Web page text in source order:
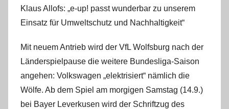
Klaus Allofs: „e-up! passt wunderbar zu unserem
Einsatz für Umweltschutz und Nachhaltigkeit“
Mit neuem Antrieb wird der VfL Wolfsburg nach der
Länderspielpause die weitere Bundesliga-Saison
angehen: Volkswagen „elektrisiert“ nämlich die
Wölfe. Ab dem Spiel am morgigen Samstag (14.9.)
bei Bayer Leverkusen wird der Schriftzug des